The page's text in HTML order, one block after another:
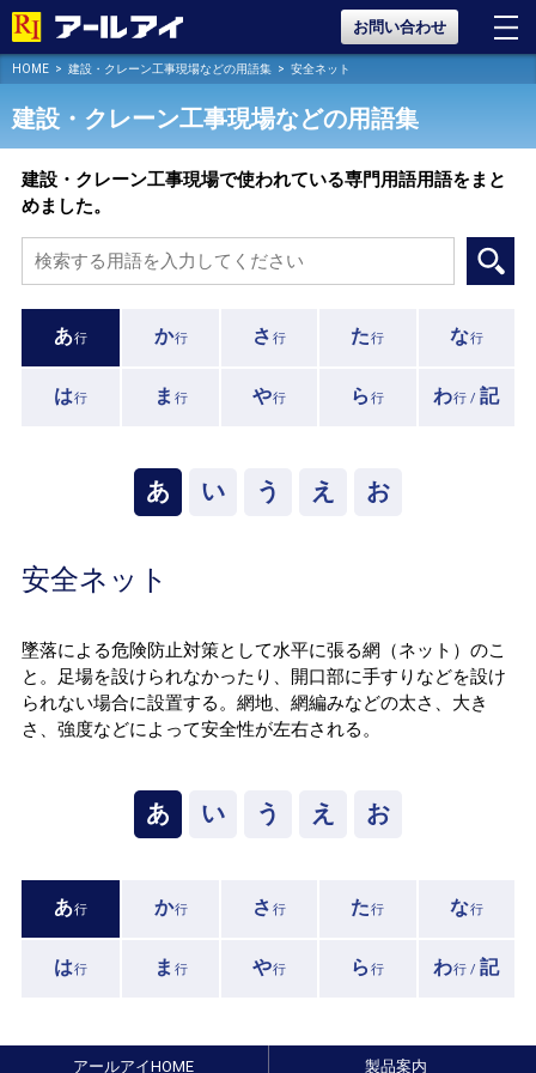
お問い合わせ
HOME 建設・クレーン工事現場などの用語集 安全ネット
建設・クレーン工事現場などの用語集
建設・クレーン工事現場で使われている専門用語用語をまと
めました。
あ行 か行 さ 行 た行 な行
は行 ま 行 や行 ら行 わ行 / 記
あ い う え お
安全ネット
墜落による危険防止対策として水平に張る網（ネット）のこ
と。足場を設けられなかったり、開口部に手すりなどを設け
られない場合に設置する。網地、網編みなどの太さ、大き
さ、強度などによって安全性が左右される。
あ い う え お
あ行 か行 さ 行 た行 な行
は行 ま 行 や行 ら行 わ行 / 記
アールアイHOME 製品案内